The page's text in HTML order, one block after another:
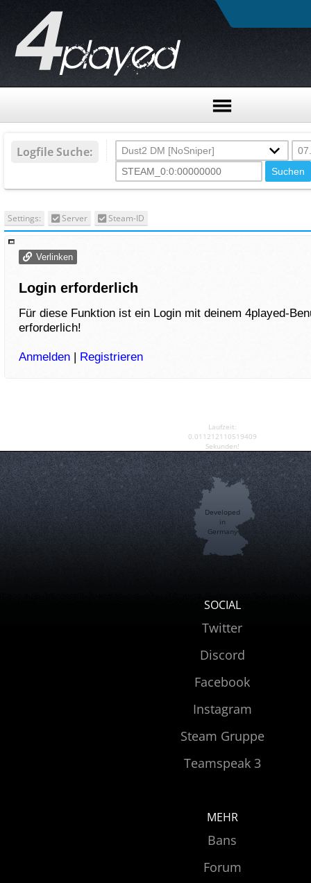
Logfile Suche:
Settings: Server Steam-ID
Verlinken
Login erforderlich
Für diese Funktion ist ein Login mit deinem 4played-
erforderlich!
Anmelden | Registrieren
Laufzeit:
0.011212110519409
Sekunden!
Developed
in
Germany
SOCIAL
Twitter
Discord
Facebook
Instagram
Steam Gruppe
Teamspeak 3
MEHR
Bans
Forum